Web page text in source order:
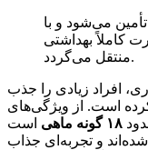
می‌شود و با
کاملاً بهداشتی
منتقل می‌گردد.
افراد زیادی را جذب
است. از ویژگی‌های
۱۸ گونه ماهی
است
و تجربه‌ای جذاب